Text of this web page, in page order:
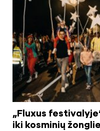
„Fluxus
iki kosminių